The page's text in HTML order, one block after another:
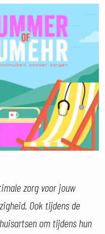
zorg voor jouw
Ook tijdens de
om tijdens hun